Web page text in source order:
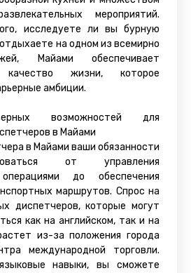
мероприятий.
исследуете ли вы бурную
на одном из всемирно
Майами обеспечивает
качество жизни, которое
амбиции.
возможностей для
в Майами
в Майами ваши обязанности
от управления
операциями до обеспечения
маршрутов. Спрос на
диспетчеров, которые могут
как на английском, так и на
из-за положения города
международной торговли.
навыки, вы сможете